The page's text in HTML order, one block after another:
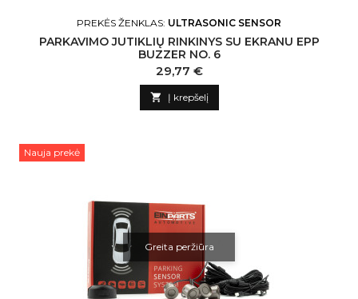
PREKĖS ŽENKLAS: ULTRASONIC SENSOR
PARKAVIMO JUTIKLIŲ RINKINYS SU EKRANU EPP
BUZZER NO. 6
Kaina
29,77 €
 Į krepšelį
Nauja prekė
Greita peržiūra